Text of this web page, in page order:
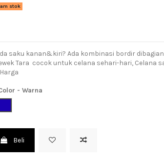
stok
saku kanan&kiri? Ada kombinasi bordir
Tara cocok untuk celana sehari-hari, Celana
- Warna
Beli